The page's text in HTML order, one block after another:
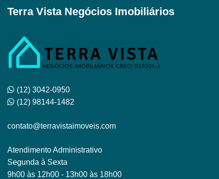
Terra Vista Negócios Imobiliários
(12) 3042-0950
(12) 98144-1482
contato@terravistaimoveis.com
Atendimento Administrativo
Segunda à Sexta
9h00 às 12h00 - 13h00 às 18h00